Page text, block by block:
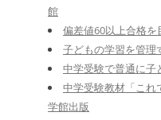
館
偏差値60以上合格
子どもの学習を管
中学受験で普通に子
中学受験教材「これ
学館出版